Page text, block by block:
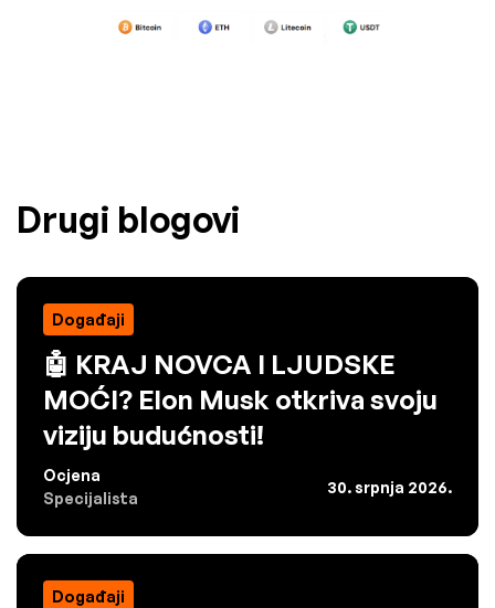
Drugi blogovi
Događaji
🤖 KRAJ NOVCA I LJUDSKE
MOĆI? Elon Musk otkriva svoju
viziju budućnosti!
Ocjena
Specijalista
30. srpnja 2026.
Događaji